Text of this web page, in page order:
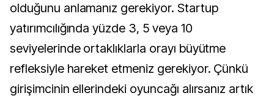
olduğunu anlamanız gerekiyor. Startup
yatırımcılığında yüzde 3, 5 veya 10
seviyelerinde ortaklıklarla orayı büyütme
refleksiyle hareket etmeniz gerekiyor. Çünkü
girişimcinin ellerindeki oyuncağı alırsanız artık